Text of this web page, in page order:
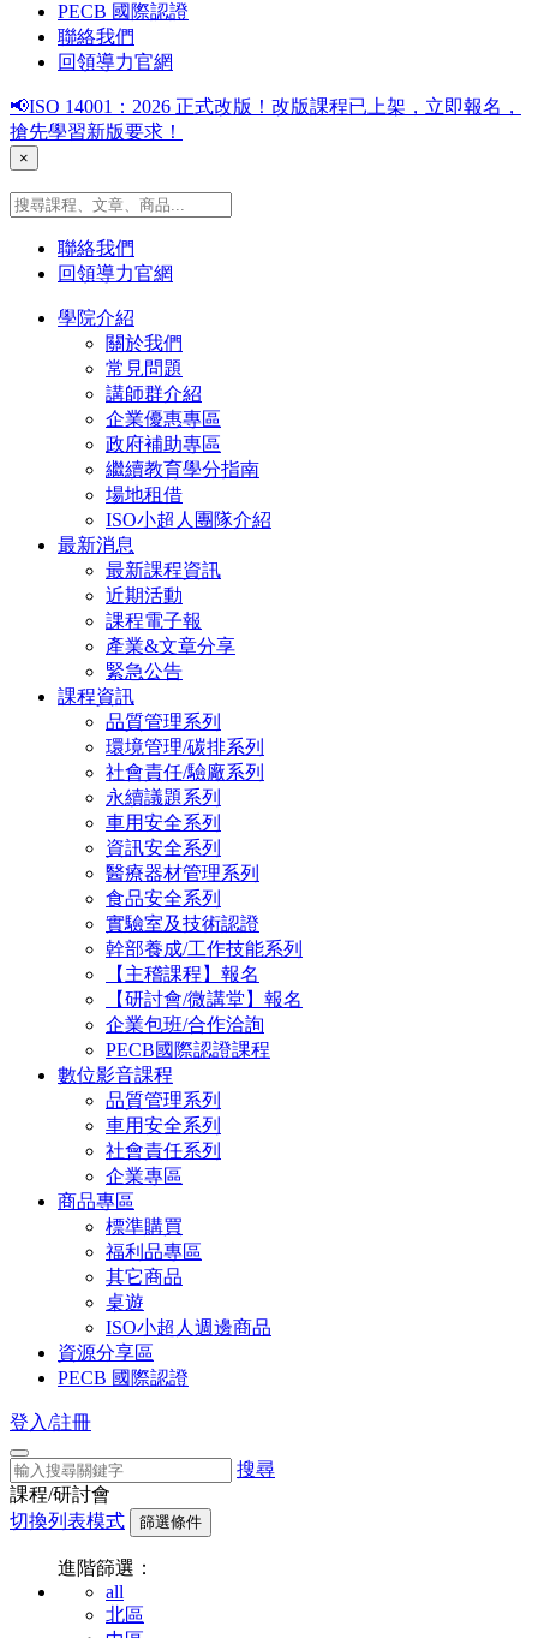
PECB 國際認證
聯絡我們
回領導力官網
📢ISO 14001：2026 正式改版！改版課程已上架，立即報名，
搶先學習新版要求！
×
聯絡我們
回領導力官網
學院介紹
關於我們
常見問題
講師群介紹
企業優惠專區
政府補助專區
繼續教育學分指南
場地租借
ISO小超人團隊介紹
最新消息
最新課程資訊
近期活動
課程電子報
產業&文章分享
緊急公告
課程資訊
品質管理系列
環境管理/碳排系列
社會責任/驗廠系列
永續議題系列
車用安全系列
資訊安全系列
醫療器材管理系列
食品安全系列
實驗室及技術認證
幹部養成/工作技能系列
【主稽課程】報名
【研討會/微講堂】報名
企業包班/合作洽詢
PECB國際認證課程
數位影音課程
品質管理系列
車用安全系列
社會責任系列
企業專區
商品專區
標準購買
福利品專區
其它商品
桌遊
ISO小超人週邊商品
資源分享區
PECB 國際認證
登入/註冊
搜尋
課程/研討會
切換列表模式
篩選條件
進階篩選：
all
北區